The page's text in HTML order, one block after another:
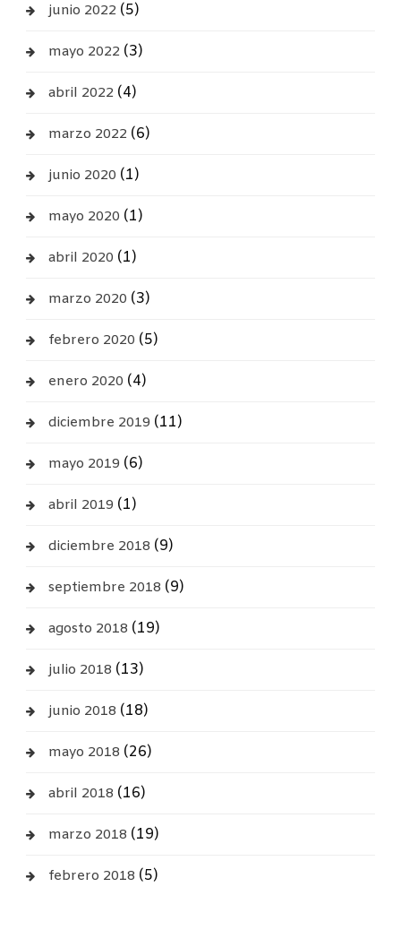
junio 2022 (5)
mayo 2022 (3)
abril 2022 (4)
marzo 2022 (6)
junio 2020 (1)
mayo 2020 (1)
abril 2020 (1)
marzo 2020 (3)
febrero 2020 (5)
enero 2020 (4)
diciembre 2019 (11)
mayo 2019 (6)
abril 2019 (1)
diciembre 2018 (9)
septiembre 2018 (9)
agosto 2018 (19)
julio 2018 (13)
junio 2018 (18)
mayo 2018 (26)
abril 2018 (16)
marzo 2018 (19)
febrero 2018 (5)